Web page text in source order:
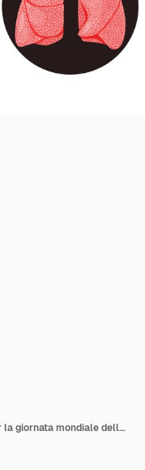
Modello di post sui social media per la giornata mondiale della donazione di organi